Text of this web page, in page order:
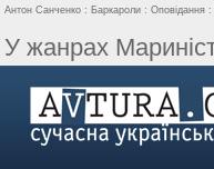
Антон Санченко : Баркароли : Оповідання :
У жанрах